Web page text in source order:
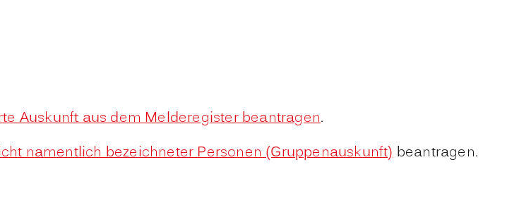
Auskunft aus dem Melderegister beantragen.
namentlich bezeichneter Personen (Gruppenauskunft)beantragen.